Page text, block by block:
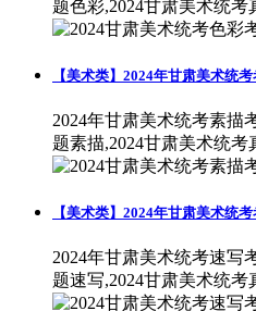
题色彩,2024甘肃美术统考
【美术类】2024年甘肃美术统
2024年甘肃美术统考素描
题素描,2024甘肃美术统考
【美术类】2024年甘肃美术统
2024年甘肃美术统考速写
题速写,2024甘肃美术统考